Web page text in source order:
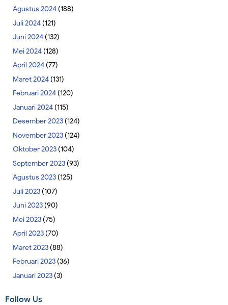
Agustus 2024(188)
Juli 2024(121)
Juni 2024(132)
Mei 2024(128)
April 2024(77)
Maret 2024(131)
Februari 2024(120)
Januari 2024(115)
Desember 2023(124)
November 2023(124)
Oktober 2023(104)
September 2023(93)
Agustus 2023(125)
Juli 2023(107)
Juni 2023(90)
Mei 2023(75)
April 2023(70)
Maret 2023(88)
Februari 2023(36)
Januari 2023(3)
Follow Us